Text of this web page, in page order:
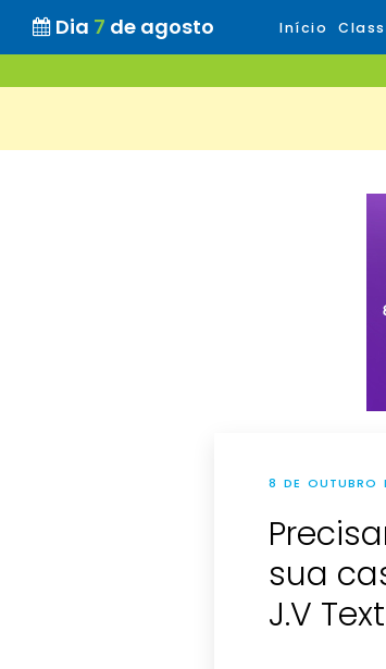
Dia 7 de agosto Início
8 DE OUTUBRO
sua
J.V